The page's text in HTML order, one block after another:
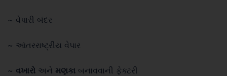
~ વેપારી બંદર
~ આંતરરાષ્ટ્રીય વેપાર
~ વખારો અને મણકા બનાવવાની ફેક્ટરી